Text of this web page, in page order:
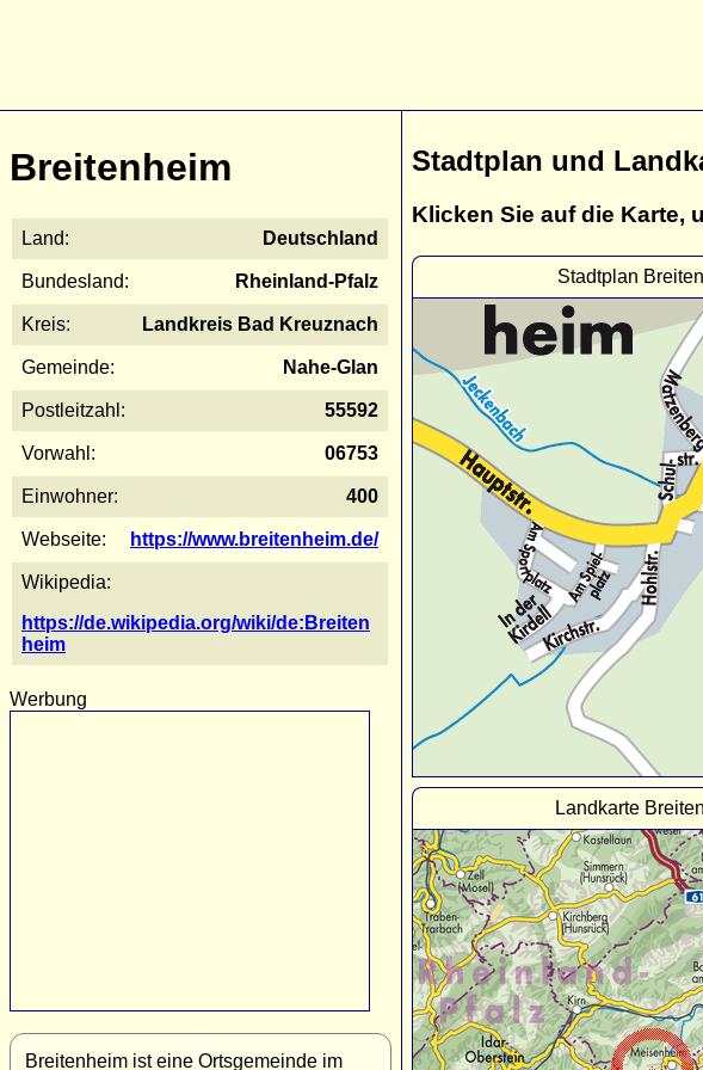
Breitenheim
Land: Deutschland
Bundesland: Rheinland-Pfalz
Kreis: Landkreis Bad Kreuznach
Gemeinde: Nahe-Glan
Postleitzahl: 55592
Vorwahl: 06753
Einwohner: 400
Webseite: https://www.breitenheim.de/
Wikipedia:
https://de.wikipedia.org/wiki/de:Breiten
heim
Werbung
Breitenheim ist eine Ortsgemeinde im
Stadtplan und
Klicken Sie auf die Karte,
Stadtplan
Landkarte